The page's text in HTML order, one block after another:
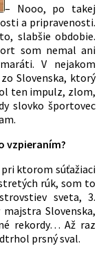
– Nooo, po takej
a pripravenosti.
slabšie obdobie.
som nemal ani
V nejakom
Slovenska, ktorý
ten impulz, zlom,
slovko športovec
vzpieraním?
pri ktorom súťažiaci
rúk, som to
sveta, 3.
Slovenska,
rekordy… Až raz
prsný sval.